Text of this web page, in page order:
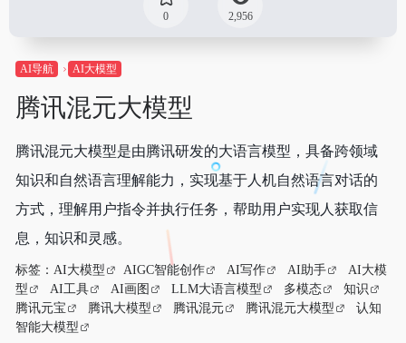
0 2,956
AI导航 AI大模型
腾讯混元大模型
腾讯混元大模型是由腾讯研发的大语言模型，具备跨领域
知识和自然语言理解能力，实现基于人机自然语言对话的
方式，理解用户指令并执行任务，帮助用户实现人获取信
息，知识和灵感。
标签： AI大模型 AIGC智能创作 AI写作 AI助手
AI大模
型
AI工具 AI画图 LLM大语言模型 多模态
知识
腾讯元宝
腾讯大模型 腾讯混元 腾讯混元大模型
认知
智能大模型